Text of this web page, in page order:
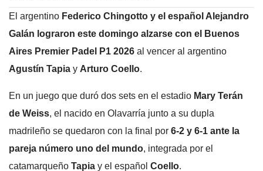
El argentino Federico Chingotto y el español Alejandro
Galán lograron este domingo alzarse con el Buenos
Aires Premier Padel P1 2026 al vencer al argentino
Agustín Tapia y Arturo Coello.
En un juego que duró dos sets en el estadio Mary Terán
de Weiss, el nacido en Olavarría junto a su dupla
madrileño se quedaron con la final por 6-2 y 6-1 ante la
pareja número uno del mundo, integrada por el
catamarqueño Tapia y el español Coello.